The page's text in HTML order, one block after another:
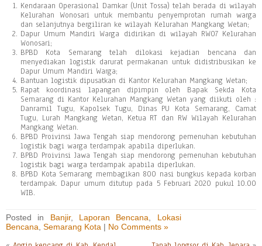
Kendaraan Operasional Damkar (Unit Tossa) telah berada di wilayah
Kelurahan Wonosari untuk membantu penyemprotan rumah warga
dan selanjutnya bergiliran ke wilayah Kelurahan Mangkang Wetan;
Dapur Umum Mandiri Warga didirikan di wilayah RW07 Kelurahan
Wonosari;
BPBD Kota Semarang telah dilokasi kejadian bencana dan
menyediakan logistik darurat permakanan untuk didistribusikan ke
Dapur Umum Mandiri Warga;
Bantuan logistik dipusatkan di Kantor Kelurahan Mangkang Wetan;
Rapat koordinasi lapangan dipimpin oleh Bapak Sekda Kota
Semarang di Kantor Kelurahan Mangkang Wetan yang diikuti oleh :
Danramil Tugu, Kapolsek Tugu, Dinas PU Kota Semarang, Camat
Tugu, Lurah Mangkang Wetan, Ketua RT dan RW Wilayah Kelurahan
Mangkang Wetan.
BPBD Proivinsi Jawa Tengah siap mendorong pemenuhan kebutuhan
logistik bagi warga terdampak apabila diperlukan.
BPBD Proivinsi Jawa Tengah siap mendorong pemenuhan kebutuhan
logistik bagi warga terdampak apabila diperlukan.
BPBD Kota Semarang membagikan 800 nasi bungkus kepada korban
terdampak. Dapur umum ditutup pada 5 Februari 2020 pukul 10.00
WIB.
Posted in Banjir, Laporan Bencana
Lokasi
Bencana Semarang Kota | No Comments »